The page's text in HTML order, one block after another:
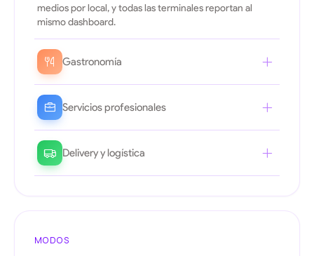
medios por local, y todas las terminales reportan al
mismo dashboard.
Gastronomía
QR dinámico o tarjeta contactless desde la misma
terminal.
Servicios profesionales
registrás el cobro en tu sistema con carga única.
Delivery y logística
repartidor confirma, tu sistema se entera por webhook
al instante.
MODOS